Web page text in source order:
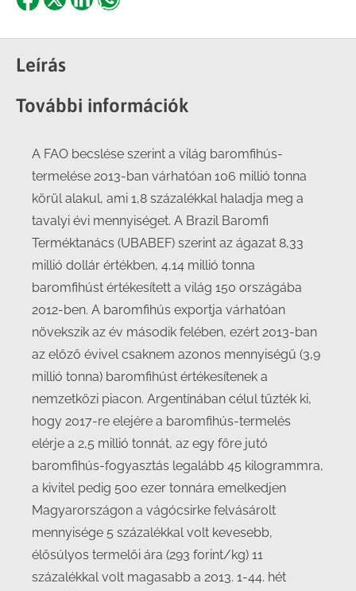
Share
Facebook
Share
X
ShareShare
Leírás
További információk
A FAO becslése szerint a világ baromfihús-
termelése 2013-ban várhatóan 106 millió tonna
körül alakul, ami 1,8 százalékkal haladja meg a
tavalyi évi mennyiséget. A Brazil Baromfi
Terméktanács (UBABEF) szerint az ágazat 8,33
millió dollár értékben, 4,14 millió tonna
baromfihúst értékesített a világ 150 országába
2012-ben. A baromfihús exportja várhatóan
növekszik az év második felében, ezért 2013-ban
az előző évivel csaknem azonos mennyiségű (3,9
millió tonna) baromfihúst értékesítenek a
nemzetközi piacon. Argentínában célul tűzték ki,
hogy 2017-re elejére a baromfihús-termelés
elérje a 2,5 millió tonnát, az egy főre jutó
baromfihús-fogyasztás legalább 45 kilogrammra,
a kivitel pedig 500 ezer tonnára emelkedjen
Magyarországon a vágócsirke felvásárolt
mennyisége 5 százalékkal volt kevesebb,
élősúlyos termelői ára (293 forint/kg) 11
százalékkal volt magasabb a 2013. 1-44. hét